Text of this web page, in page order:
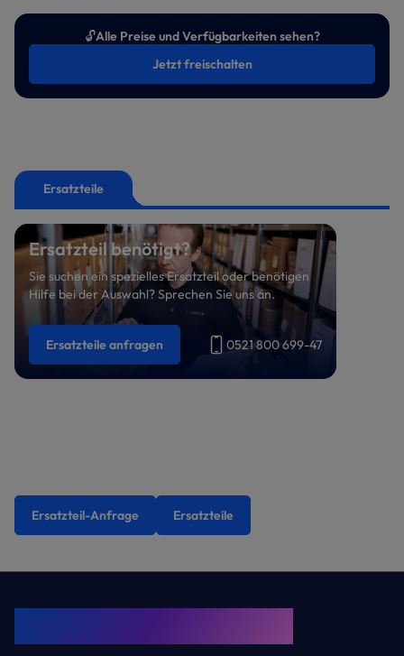
🔓Alle Preise und Verfügbarkeiten sehen?
Jetzt freischalten
Ersatzteile
Ersatzteil benötigt?
Sie suchen ein spezielles Ersatzteil oder benötigen
Hilfe bei der Auswahl? Sprechen Sie uns an.
Ersatzteile anfragen 0521 800 699-47
Ersatzteil-Anfrage Ersatzteile